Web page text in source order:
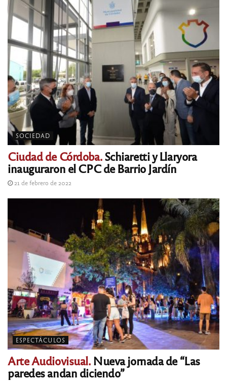
SOCIEDAD
Ciudad de Córdoba.Schiaretti y Llaryora
inauguraron el CPC de Barrio Jardín
21 de febrero de 2022
ESPECTÁCULOS
Arte Audiovisual.Nueva jornada de “Las
paredes andan diciendo”